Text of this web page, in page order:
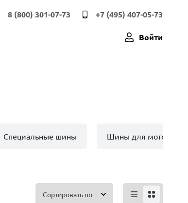
+7 (495) 407-05-73
8 (800) 301-07-73
Войти
Специальные шины Шины для мото
Сортировать по